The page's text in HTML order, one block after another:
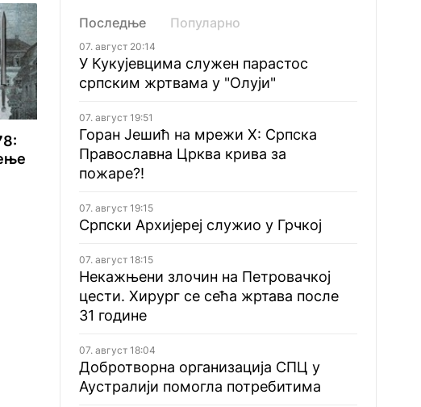
Последње Популарно
07. август 20:14
У Кукујевцима служен парастос
српским жртвама у "Олуји"
07. август 19:51
Горан Јешић на мрежи Х: Српска
Православна Црква крива за
пожаре?!
07. август 19:15
Српски Архијереј служио у Грчкој
07. август 18:15
Некажњени злочин на Петровачкој
цести. Хирург се сећа жртава после
31 године
07. август 18:04
Добротворна организација СПЦ у
Аустралији помогла потребитима